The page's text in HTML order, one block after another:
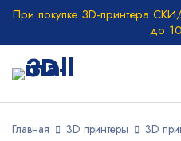
При покупке 3D-принтера
до
Главная 3D принтеры 3D